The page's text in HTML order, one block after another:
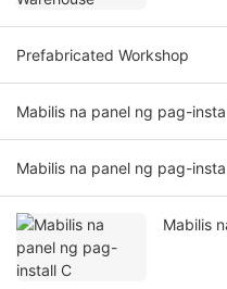
Prefabricated Workshop
Mabilis na panel ng pag-
Mabilis na panel ng pag-
Mabilis